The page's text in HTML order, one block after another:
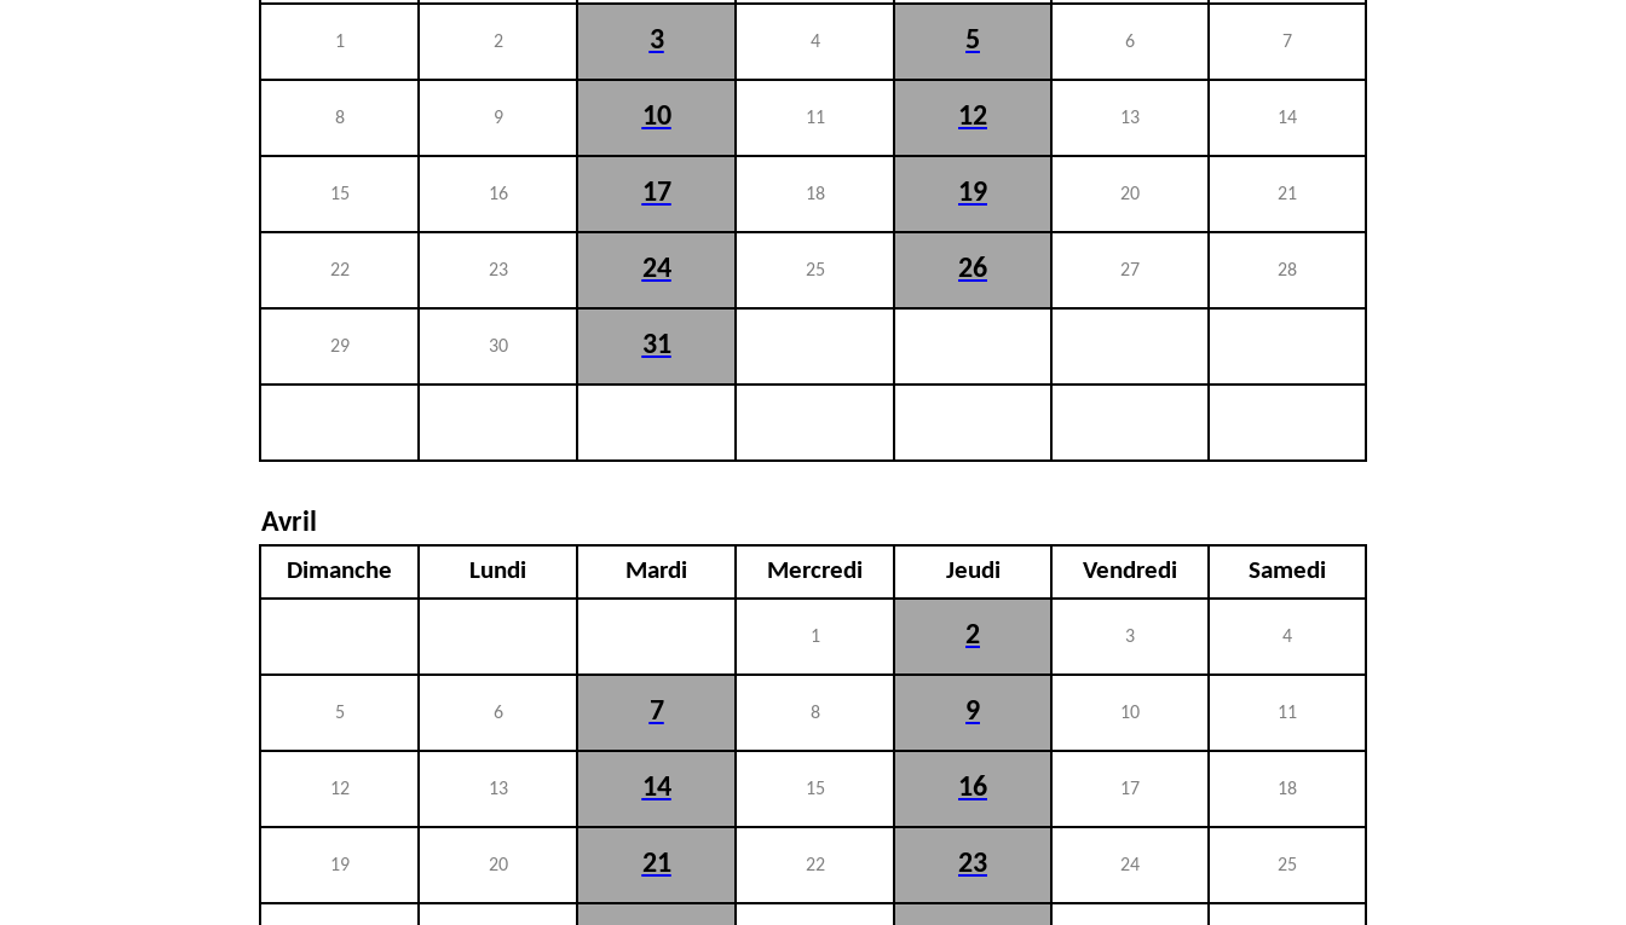
1 2 3 4 5 6 7
8 9 10 11 12 13 14
15 16 17 18 19 20 21
22 23 24 25 26 27 28
29 30 31
Avril
Dimanche Lundi Mardi Mercredi Jeudi Vendredi Samedi
1 2 3 4
5 6 7 8 9 10 11
12 13 14 15 16 17 18
19 20 21 22 23 24 25